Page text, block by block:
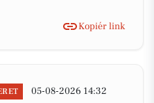
Kopiér link
05-08-2026 14:32